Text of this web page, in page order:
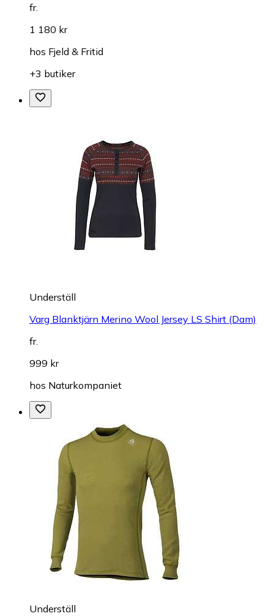
fr.
1 180 kr
hos Fjeld & Fritid
+3 butiker
Underställ
Varg Blanktjärn Merino Wool Jersey LS Shirt (Dam)
fr.
999 kr
hos Naturkompaniet
Underställ